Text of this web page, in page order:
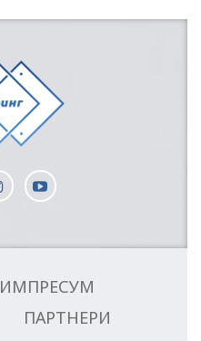
ИМПРЕСУМ
ПАРТНЕРИ